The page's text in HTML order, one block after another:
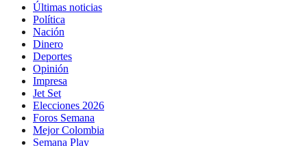
Últimas noticias
Política
Nación
Dinero
Deportes
Opinión
Impresa
Jet Set
Elecciones 2026
Foros Semana
Mejor Colombia
Semana Play